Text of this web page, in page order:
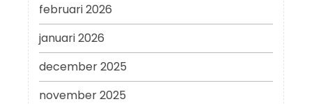
februari 2026
januari 2026
december 2025
november 2025